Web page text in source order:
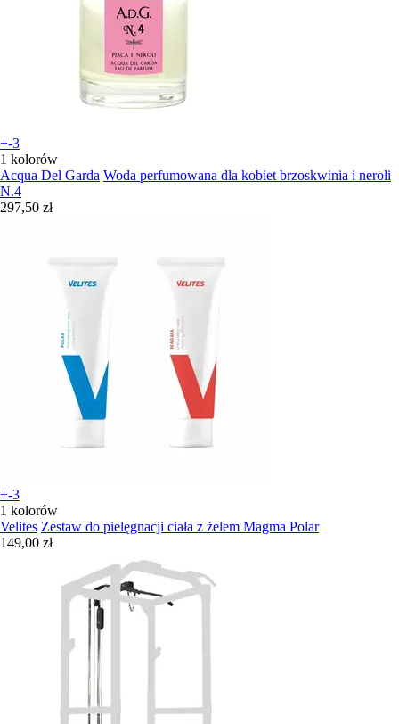
+-3
1 kolorów
Acqua Del Garda Woda perfumowana dla kobiet brzoskwinia i neroli
N.4
297,50 zł
+-3
1 kolorów
Velites Zestaw do pielęgnacji ciała z żelem Magma Polar
149,00 zł